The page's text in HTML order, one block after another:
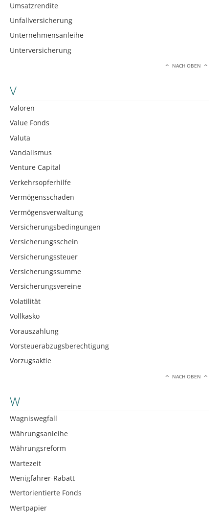
Umsatzrendite
Unfallversicherung
Unternehmensanleihe
Unterversicherung
NACH OBEN
V
Valoren
Value Fonds
Valuta
Vandalismus
Venture Capital
Verkehrsopferhilfe
Vermögensschaden
Vermögensverwaltung
Versicherungsbedingungen
Versicherungsschein
Versicherungssteuer
Versicherungssumme
Versicherungsvereine
Volatilität
Vollkasko
Vorauszahlung
Vorsteuerabzugsberechtigung
Vorzugsaktie
NACH OBEN
W
Wagniswegfall
Währungsanleihe
Währungsreform
Wartezeit
Wenigfahrer-Rabatt
Wertorientierte Fonds
Wertpapier